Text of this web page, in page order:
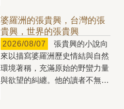
拚命賺錢，卻往往不知道該如何
花錢。無止境地儲蓄，卻不敢把
錢用在真正能讓人生更美好的事
物上。我們混淆了欽佩與羨慕、
舒適與過度、效用與地位，一不
小心，就從財富的主人，變成了
婆羅洲的張貴興，台灣的張
貴興，世界的張貴興
2026/08/07
來以描寫婆羅洲歷史情結與自然
環境著稱，充滿原始的野蠻力量
與欲望的糾纏。他的讀者不無可